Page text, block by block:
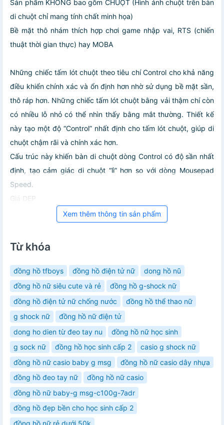
Sản phẩm KHÔNG bao gồm CHUỘT (Hình ảnh chuột trên bàn
di chuột chỉ mang tính chất minh họa)
Bề mặt thô nhám thích hợp chơi game nhập vai, RTS (chiến
thuật thời gian thực) hay MOBA
Những chiếc tấm lót chuột theo tiêu chí Control cho khả năng
điều khiển chính xác và ổn định hơn nhờ sử dụng bề mặt sần,
thô ráp hơn. Những chiếc tấm lót chuột bằng vải thậm chí còn
có nhiều lỗ nhỏ có thể nhìn thấy bằng mắt thường. Thiết kế
này tạo một độ “Control” nhất định cho tấm lót chuột, giúp di
chuột chậm rãi và chính xác hơn.
Cấu trúc này khiến bàn di chuột dòng Control có độ sần nhất
định, tạo cảm giác di chuột “lì” hơn so với dòng Mousepad
Speed.
Giá DEP
Xem thêm thông tin sản phẩm
Từ khóa
đồng hồ tfboys đồng hồ điện tử nữ
dong hồ nũ
đồng hồ nữ siêu cute và rẻ
đồng hồ g-shock nữ
đồng hồ điện tử nữ chống nước
đồng hồ thể thao nữ
g shock nữ
đồng hồ nữ điện tử
dong ho dien từ đeo tay nu
đồng hồ nữ học sinh
g sock nữ
đồng hồ học sinh cấp 2
casio g shock nữ
đồng hồ nữ casio baby g msg
đồng hồ nữ casio dây nhựa
đồng hồ đeo tay nữ
đồng hồ nữ casio
đồng hồ nữ baby-g msg-c100g-7adr
đồng hồ đẹp bền cho học sinh cấp 2
đồng hồ nữ rẻ dưới 50k